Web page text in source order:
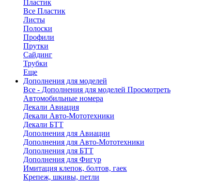
Пластик
Все Пластик
Листы
Полоски
Профили
Прутки
Сайдинг
Трубки
Еще
Дополнения для моделей
Все - Дополнения для моделей Просмотреть
Автомобильные номера
Декали Авиация
Декали Авто-Мототехники
Декали БТТ
Дополнения для Авиации
Дополнения для Авто-Мототехники
Дополнения для БТТ
Дополнения для Фигур
Имитация клепок, болтов, гаек
Крепеж, шкивы, петли